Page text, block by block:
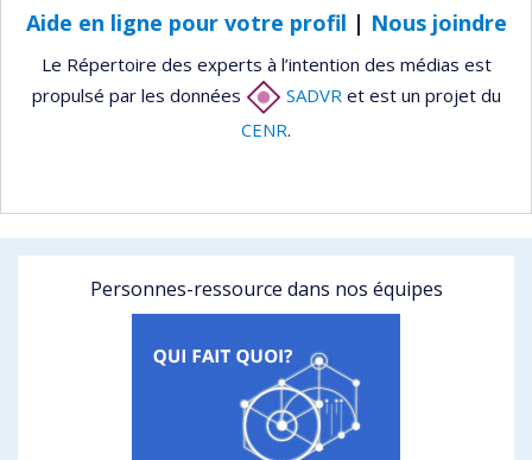
Aide en ligne pour votre profil | Nous joindre
Le Répertoire des experts à l’intention des médias est
propulsé par les données
SADVR et est un projet du
CENR.
Personnes-ressource dans nos équipes